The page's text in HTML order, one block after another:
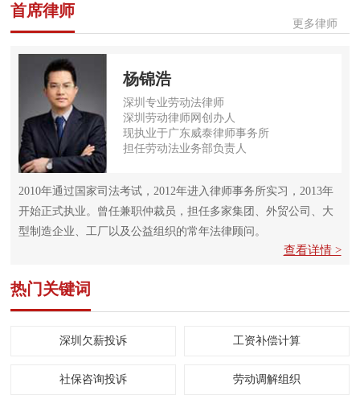
首席律师
更多律师
杨锦浩
深圳专业劳动法律师
深圳劳动律师网创办人
现执业于广东威泰律师事务所
担任劳动法业务部负责人
2010年通过国家司法考试，2012年进入律师事务所实习，2013年
开始正式执业。曾任兼职仲裁员，担任多家集团、外贸公司、大
型制造企业、工厂以及公益组织的常年法律顾问。
查看详情 >
热门关键词
深圳欠薪投诉 工资补偿计算
社保咨询投诉 劳动调解组织